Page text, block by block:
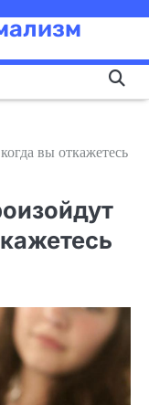
вы откажетесь